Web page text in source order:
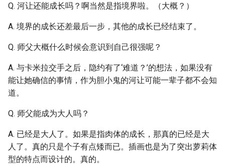
Q. 河让还能成长吗？啊当然是指境界啦。（大概？）
A. 境界的成长还差最后一步，其他的成长已经结束了。
Q. 师父大概什么时候会意识到自己很强呢？
A. 与卡米拉交手之后，隐约有了‘难道？’的想法，如果没有
能让她确信的事情，作为胆小鬼的河让可能一辈子都不会知
道。
Q. 师父能成为大人吗？
A. 已经是大人了。如果是指肉体的成长，那真的已经是大
人了。真的只是个子有点矮而已。插画也是为了突出萝莉体
型的特点而设计的。真的。